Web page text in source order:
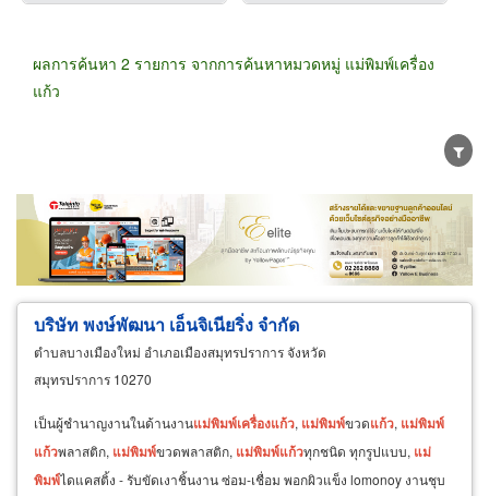
ผลการค้นหา 2 รายการ จากการค้นหาหมวดหมู่ แม่พิมพ์เครื่อง
แก้ว
ขายส่ง ขายปลีก ผู้ผลิต
ตัวแทนจัดจำหน่าย
ผู้ส่งออก/นำเข้า
ธุรกิจบริการ
บริษัท พงษ์พัฒนา เอ็นจิเนียริ่ง จำกัด
ตำบลบางเมืองใหม่ อำเภอเมืองสมุทรปราการ จังหวัด
สมุทรปราการ 10270
เป็นผู้ชำนาญงานในด้านงานแม่พิมพ์เครื่องแก้ว, แม่พิมพ์ขวดแก้ว, แม่พิมพ์
แก้วพลาสติก, แม่พิมพ์ขวดพลาสติก, แม่พิมพ์แก้วทุกชนิด ทุกรูปแบบ, แม่
พิมพ์ไดแคสติ้ง - รับขัดเงาชิ้นงาน ซ่อม-เชื่อม พอกผิวแข็ง lomonoy งานชุบ